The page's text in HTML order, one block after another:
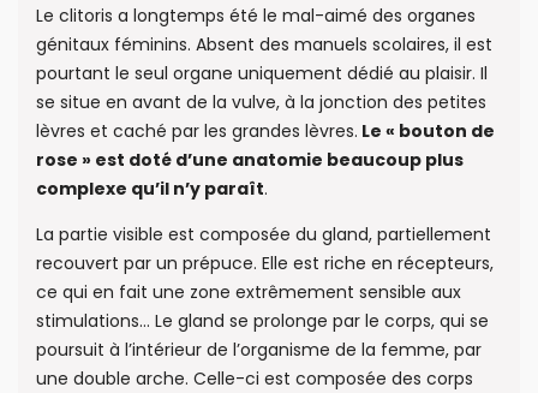
Le clitoris a longtemps été le mal-aimé des organes
génitaux féminins. Absent des manuels scolaires, il est
pourtant le seul organe uniquement dédié au plaisir. Il
se situe en avant de la vulve, à la jonction des petites
lèvres et caché par les grandes lèvres. Le « bouton de
rose » est doté d’une anatomie beaucoup plus
complexe qu’il n’y paraît.
La partie visible est composée du gland, partiellement
recouvert par un prépuce. Elle est riche en récepteurs,
ce qui en fait une zone extrêmement sensible aux
stimulations… Le gland se prolonge par le corps, qui se
poursuit à l’intérieur de l’organisme de la femme, par
une double arche. Celle-ci est composée des corps